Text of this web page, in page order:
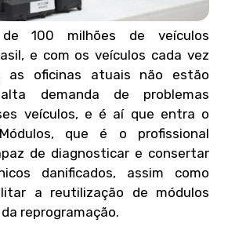
100 milhões de veículos
e com os veículos cada vez
as oficinas atuais não estão
demanda de problemas
veículos, e é aí que entra o
que é o profissional
de diagnosticar e consertar
danificados, assim como
a reutilização de módulos
reprogramação.